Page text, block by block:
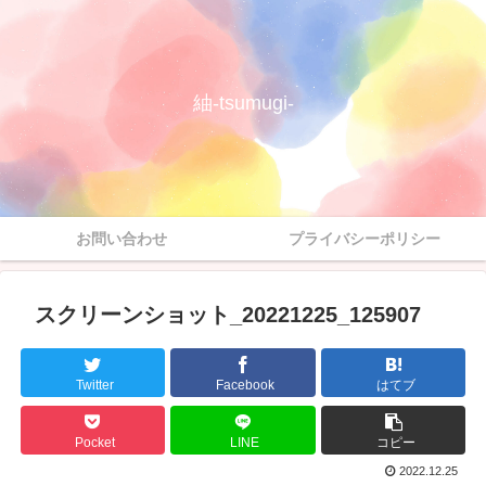
紬-tsumugi-
お問い合わせ プライバシーポリシー
スクリーンショット_20221225_125907
Twitter Facebook はてブ
Pocket LINE コピー
2022.12.25